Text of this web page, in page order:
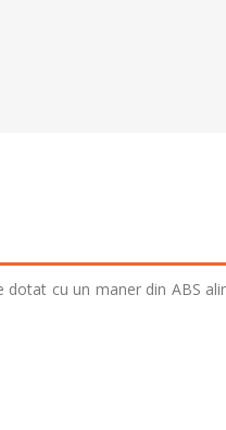
cu un maner din ABS